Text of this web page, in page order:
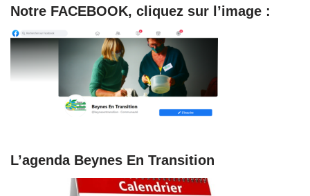
Notre FACEBOOK, cliquez sur l’image :
L’agenda Beynes En Transition